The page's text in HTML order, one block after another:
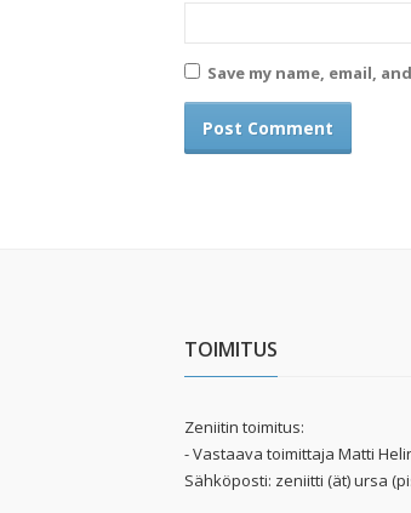
Save my name, email,
TOIMITUS
Zeniitin toimitus:
- Vastaava toimittaja Matti
Sähköposti: zeniitti (ät) ursa